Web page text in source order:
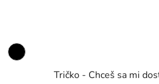
Tričko - Chceš sa mi